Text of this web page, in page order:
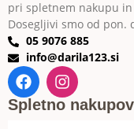
pri spletnem nakupu in
Dosegljivi smo od pon.
05 9076 885
info@darila123.si
Spletno